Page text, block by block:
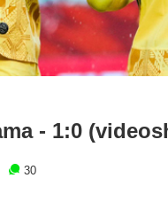
- 1:0
30